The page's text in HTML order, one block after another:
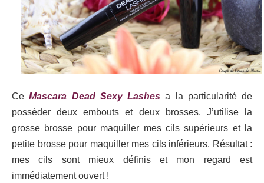
CeMascara Dead Sexy Lashes a la particularité de
posséder deux embouts et deux brosses. J’utilise la
grosse brosse pour maquiller mes cils supérieurs et la
petite brosse pour maquiller mes cils inférieurs. Résultat :
mes cils sont mieux définis et mon regard est
immédiatement ouvert !